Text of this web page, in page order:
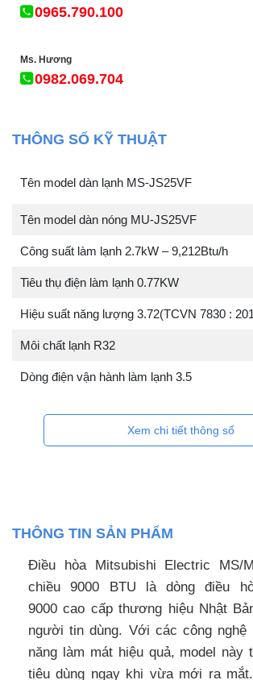
0965.790.100
Ms. Hương
0982.069.704
THÔNG SỐ KỸ THUẬT
Tên model dàn lạnh MS-JS25VF
Tên model dàn nóng MU-JS25VF
Công suất làm lạnh 2.7kW – 9,212Btu/h
Tiêu thụ điện làm lạnh 0.77KW
Hiệu suất năng lượng 3.72(TCVN 7830 :
Môi chất lạnh R32
Dòng điện vận hành làm lạnh 3.5
Xem chi tiết thông số
THÔNG TIN SẢN PHẨM
Điều hòa Mitsubishi Electric MS/
chiều 9000 BTU là dòng điều
9000 cao cấp thương hiệu Nhật
người tin dùng. Với các công nghệ
năng làm mát hiệu quả, model này
tiêu dùng ngay khi vừa mới ra